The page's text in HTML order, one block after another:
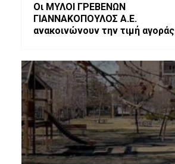
Οι ΜΥΛΟΙ ΓΡΕΒΕΝΩΝ
ΓΙΑΝΝΑΚΟΠΟΥΛΟΣ Α.Ε.
ανακοινώνουν την τιμή αγοράς